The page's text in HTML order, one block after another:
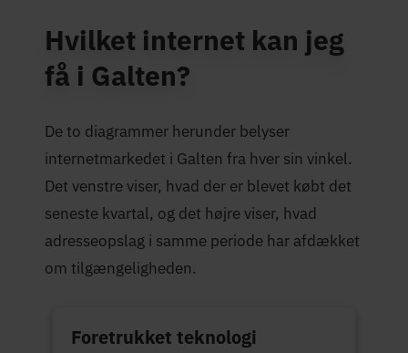
Hvilket internet kan jeg
få i Galten?
De to diagrammer herunder belyser
internetmarkedet i Galten fra hver sin vinkel.
Det venstre viser, hvad der er blevet købt det
seneste kvartal, og det højre viser, hvad
adresseopslag i samme periode har afdækket
om tilgængeligheden.
Foretrukket teknologi